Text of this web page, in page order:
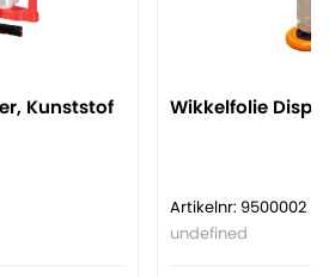
Kunststof Wikkelfolie
Artikelnr: 9500002
undefined